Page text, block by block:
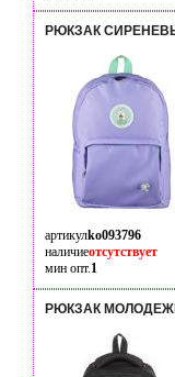
РЮКЗАК
артикулko093796
наличиеотсутствует
мин опт.1
РЮКЗАК